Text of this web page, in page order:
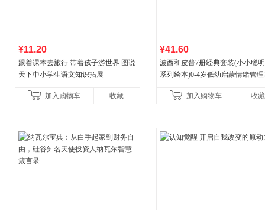
¥11.20
跟着课本去旅行 带着孩子游世界 图说
天下中小学生语文知识拓展
加入购物车 收藏
¥41.60
波西和皮普7册经典套装(小小聪
系列绘本)0-4岁低幼启蒙情绪管
养好品质，发现快
加入购物车 收藏